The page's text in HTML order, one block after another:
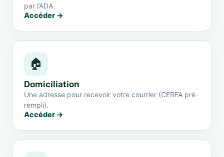
par l’ADA.
Accéder →
🏠
Domiciliation
Une adresse pour recevoir votre courrier (CERFA pré-
rempli).
Accéder →